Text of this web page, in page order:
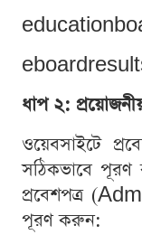
ধাপ ২:
ওয়েবসাইটে
সঠিকভাবে
প্রবেশপত্র
পূরণ করুন: